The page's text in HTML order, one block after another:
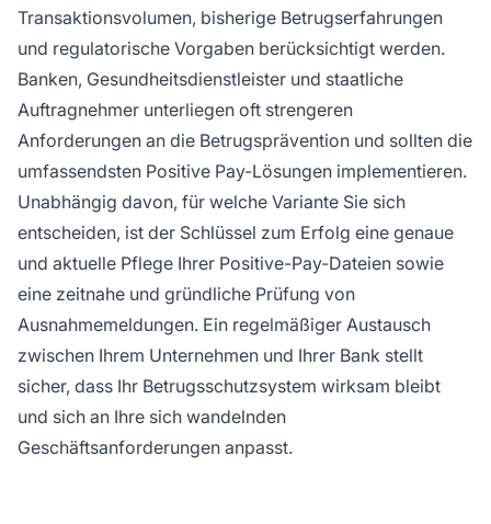
Transaktionsvolumen, bisherige Betrugserfahrungen
und regulatorische Vorgaben berücksichtigt werden.
Banken, Gesundheitsdienstleister und staatliche
Auftragnehmer unterliegen oft strengeren
Anforderungen an die Betrugsprävention und sollten die
umfassendsten Positive Pay-Lösungen implementieren.
Unabhängig davon, für welche Variante Sie sich
entscheiden, ist der Schlüssel zum Erfolg eine genaue
und aktuelle Pflege Ihrer Positive-Pay-Dateien sowie
eine zeitnahe und gründliche Prüfung von
Ausnahmemeldungen. Ein regelmäßiger Austausch
zwischen Ihrem Unternehmen und Ihrer Bank stellt
sicher, dass Ihr Betrugsschutzsystem wirksam bleibt
und sich an Ihre sich wandelnden
Geschäftsanforderungen anpasst.